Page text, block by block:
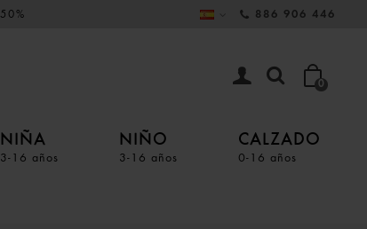
886 906 446
0
NIÑA
3-16 años
NIÑO
3-16 años
CALZADO
0-16 años